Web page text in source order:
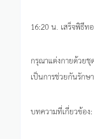
16:20 น. เสร็จพิธีท
กรุณาแต่งกายด้วย
เป็นการช่วยกันรัก
บทความที่เกี่ยวข้อง: